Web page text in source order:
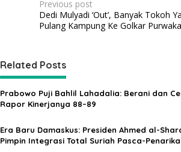
P
o
t
n
a
v
i
g
Previous post
Dedi Mulyadi ‘Out’, Banyak Tokoh
Pulang Kampung Ke Golkar
Related Posts
Prabowo Puji Bahlil Lahadalia: Berani dan
Rapor Kinerjanya 88–89
Era Baru Damaskus: Presiden Ahmed al-
Pimpin Integrasi Total Suriah Pasca-